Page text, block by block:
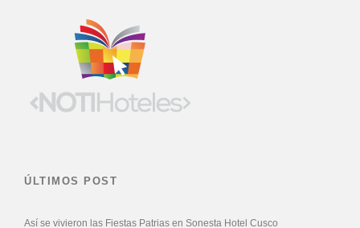
ÚLTIMOS POST
Así se vivieron las Fiestas Patrias en Sonesta Hotel Cusco